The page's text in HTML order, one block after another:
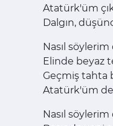
Atatürk'üm
Dalgın,
Nasıl
Elinde beyaz
Geçmiş tahta
Atatürk'üm
Nasıl